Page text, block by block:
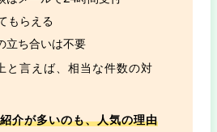
もらえる
立ち合いは不要
と言えば、相当な件数の対
介が多いのも、人気の理由